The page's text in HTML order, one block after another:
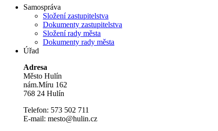
Samospráva
Složení zastupitelstva
Dokumenty zastupitelstva
Složení rady města
Dokumenty rady města
Úřad
Adresa
Město Hulín
nám.Míru 162
768 24 Hulín
Telefon: 573 502 711
E-mail: mesto@hulin.cz